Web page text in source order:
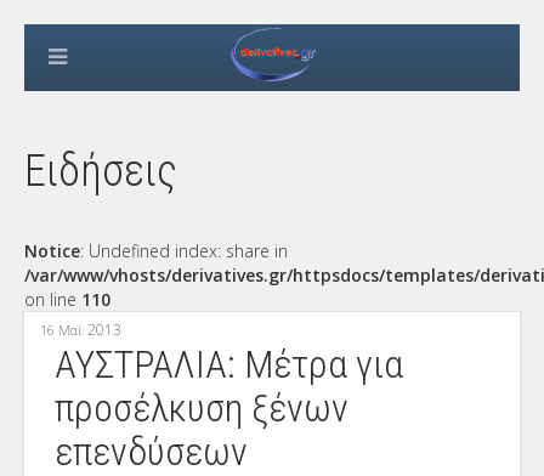
Ειδήσεις
Notice: Undefined index: share in
/var/www/vhosts/derivatives.gr/httpsdocs/templates/
on line 110
16 Μαϊ 2013
ΑΥΣΤΡΑΛΙΑ: Μέτρα για
προσέλκυση ξένων
επενδύσεων